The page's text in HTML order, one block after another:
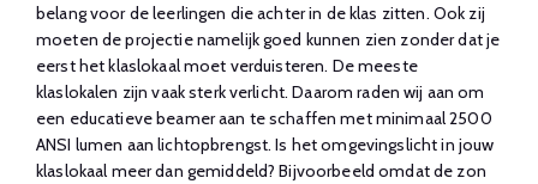
belang voor de leerlingen die achter in de klas zitten. Ook zij
moeten de projectie namelijk goed kunnen zien zonder dat je
eerst het klaslokaal moet verduisteren. De meeste
klaslokalen zijn vaak sterk verlicht. Daarom raden wij aan om
een educatieve beamer aan te schaffen met minimaal 2500
ANSI lumen aan lichtopbrengst. Is het omgevingslicht in jouw
klaslokaal meer dan gemiddeld? Bijvoorbeeld omdat de zon